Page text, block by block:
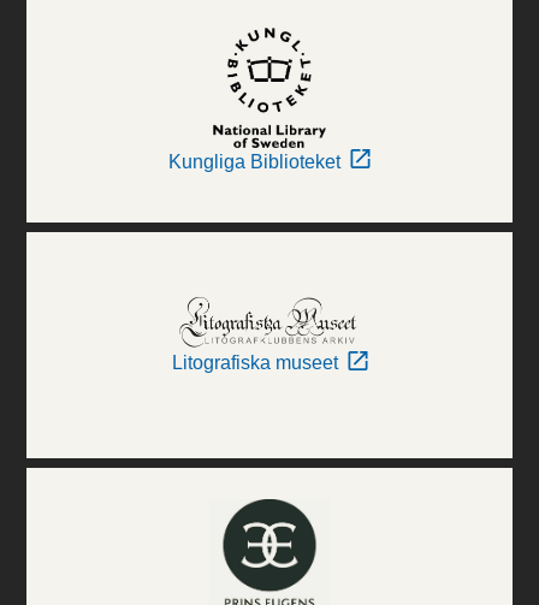
Kungliga Biblioteket
Litografiska museet